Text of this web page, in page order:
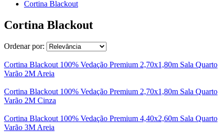
Cortina Blackout
Cortina Blackout
Ordenar por:
Cortina Blackout 100% Vedação Premium 2,70x1,80m Sala Quarto
Varão 2M Areia
Cortina Blackout 100% Vedação Premium 2,70x1,80m Sala Quarto
Varão 2M Cinza
Cortina Blackout 100% Vedação Premium 4,40x2,60m Sala Quarto
Varão 3M Areia